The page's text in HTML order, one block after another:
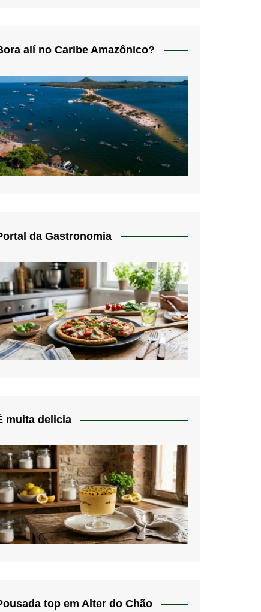
alí no Caribe Amazônico?
da Gastronomia
muita delicia
top em Alter do Chão